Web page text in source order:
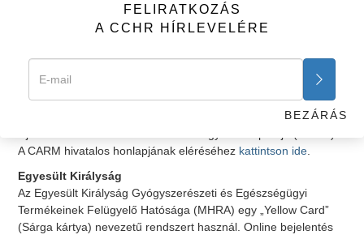
bejelentési rendszerükhöz kattintson ide.
Kanada Egészségügyi rendszerében online lehet
bejelentéseket tenni.
Bejelentés beküldéséhez kattintson ide
A CARM hivatalos honlapjának eléréséhez kattintson ide.
Egyesült Királyság
Az Egyesült Királyság Gyógyszerészeti és Egészségügyi
Termékeinek Felügyelő Hatósága (MHRA) egy „Yellow Card”
(Sárga kártya) nevezetű rendszert használ. Online bejelentés
FELIRATKOZÁS
A CCHR HÍRLEVELÉRE
BEZÁRÁS